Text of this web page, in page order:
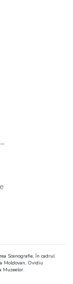
Scenografie, în cadrul
Moldovan, Ovidiu
Muzeelor.